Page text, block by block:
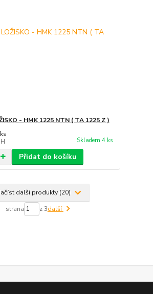
- HMK 1225 NTN ( TA 1225 Z )
ks
Skladem 4 ks
Přidat do košíku
další produkty (20)
strana z 3další